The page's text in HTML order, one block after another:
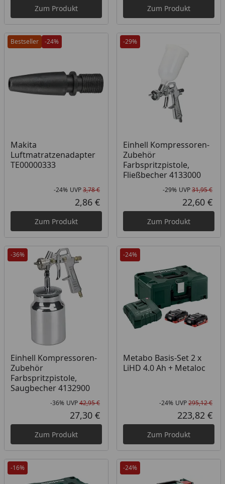
Zum Produkt Zum Produkt
Bestseller -24%
Makita
Luftmatratzenadapter
TE00000333
Rabatt in Prozent
-24%
Ursprünglicher Preis
UVP3,78 €
Aktueller Preis
2,86 €
Zum Produkt
-29%
Einhell Kompressoren-
Zubehör
Farbspritzpistole,
Fließbecher 4133000
-29% UVP31,95 €
22,60 €
Zum Produkt
-36%
Einhell Kompressoren-
Zubehör
Farbspritzpistole,
Saugbecher 4132900
Rabatt in Prozent
-36%
Ursprünglicher Preis
UVP42,95 €
Aktueller Preis
27,30 €
Zum Produkt
-24%
Metabo Basis-Set 2 x
LiHD 4.0 Ah + Metaloc
-24% UVP295,12 €
223,82 €
Zum Produkt
-16% -24%